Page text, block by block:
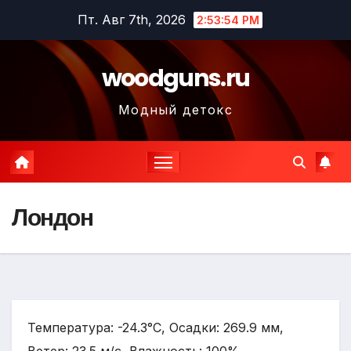
содержимому
Пт. Авг 7th, 2026 2:53:55 PM
woodguns.ru
Модный детокс
Лондон
Температура: -24.3°C, Осадки: 269.9 мм,